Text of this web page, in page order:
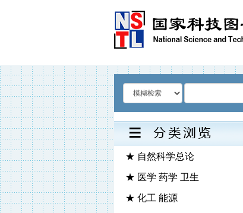
★ 自然科学总论
★ 医学 药学 卫生
★ 化工 能源